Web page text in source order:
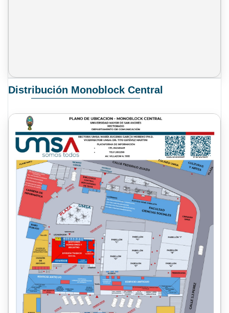
Distribución Monoblock Central